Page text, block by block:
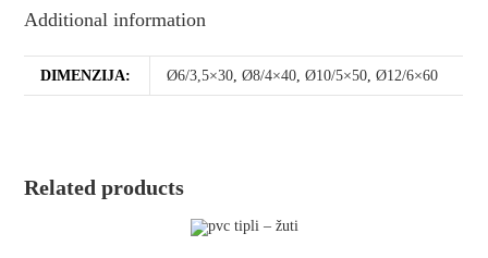
Additional information
DIMENZIJA: Ø6/3,5×30,Ø8/4×40,Ø10/5×50,Ø12/6×60
Related products